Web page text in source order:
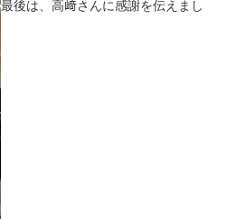
最後は、高﨑さんに感謝を伝えまし